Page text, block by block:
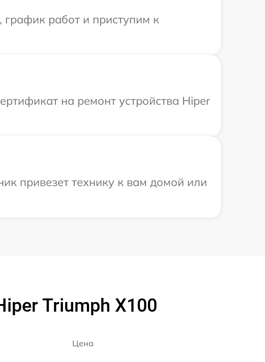
график работ и приступим к
на ремонт устройства Hiper
привезет технику к вам домой или
Triumph X100
Цена